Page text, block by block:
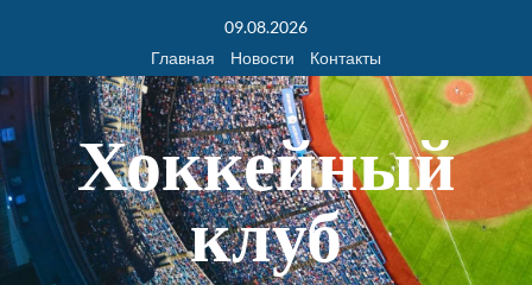
09.08.2026
Главная
Новости Контакты
Хоккейный
клуб